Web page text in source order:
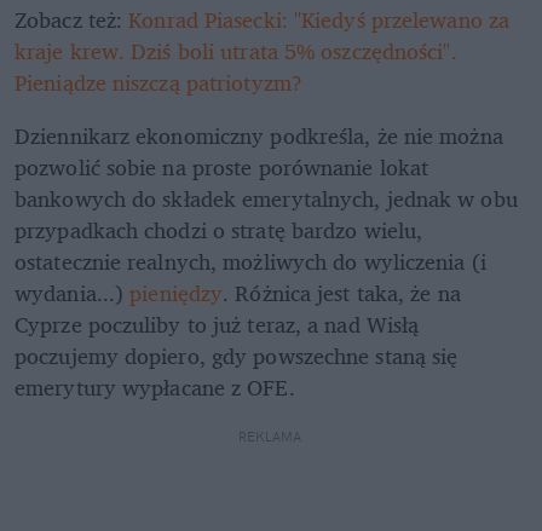
Zobacz też: Konrad Piasecki: "Kiedyś przelewano za
kraje krew. Dziś boli utrata 5% oszczędności".
Pieniądze niszczą patriotyzm?
Dziennikarz ekonomiczny podkreśla, że nie można
pozwolić sobie na proste porównanie lokat
bankowych do składek emerytalnych, jednak w obu
przypadkach chodzi o stratę bardzo wielu,
ostatecznie realnych, możliwych do wyliczenia (i
wydania...) pieniędzy. Różnica jest taka, że na
Cyprze poczuliby to już teraz, a nad Wisłą
poczujemy dopiero, gdy powszechne staną się
emerytury wypłacane z OFE.
REKLAMA